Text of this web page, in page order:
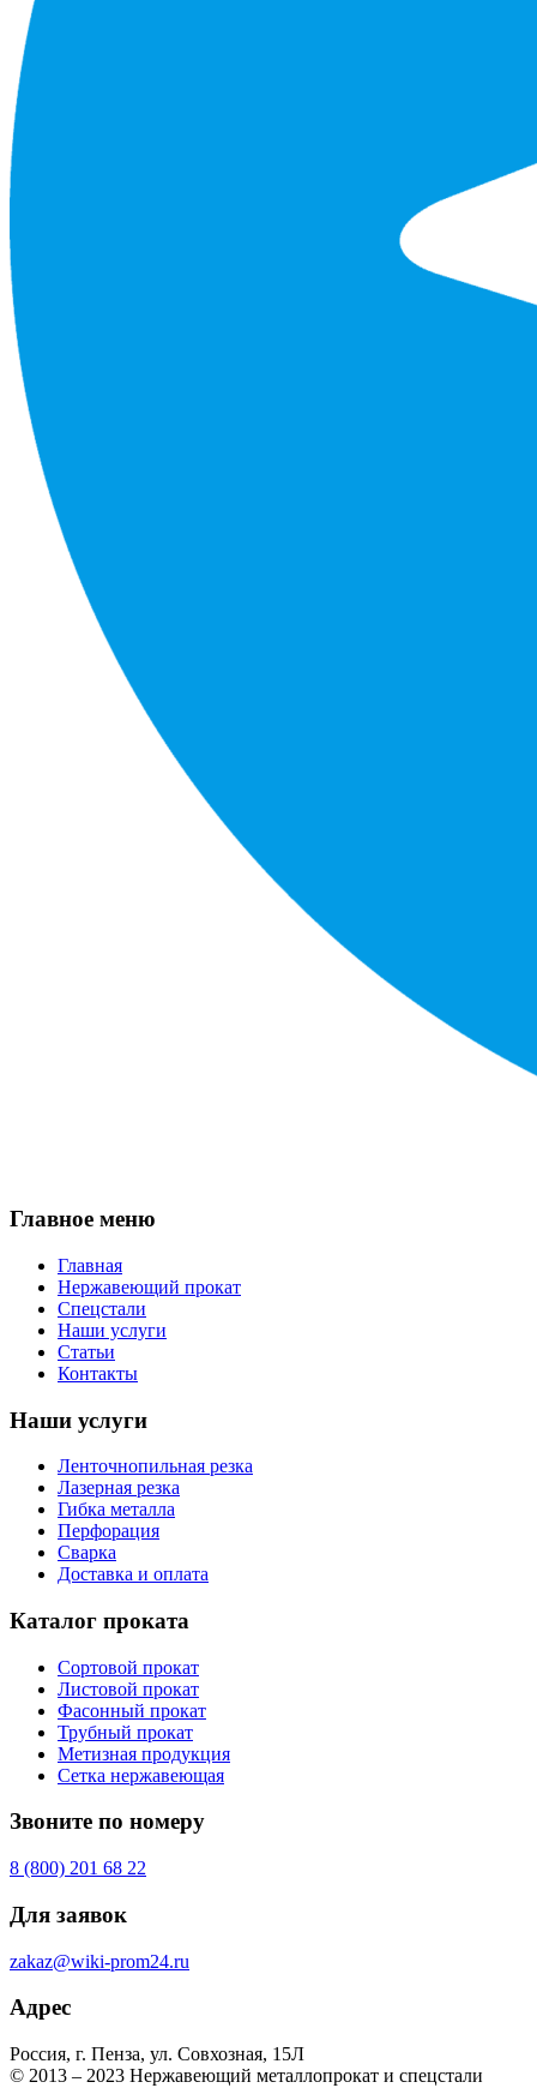
Главное меню
Главная
Нержавеющий прокат
Спецстали
Наши услуги
Статьи
Контакты
Наши услуги
Ленточнопильная резка
Лазерная резка
Гибка металла
Перфорация
Сварка
Доставка и оплата
Каталог проката
Сортовой прокат
Листовой прокат
Фасонный прокат
Трубный прокат
Метизная продукция
Сетка нержавеющая
Звоните по номеру
8 (800) 201 68 22
Для заявок
zakaz@wiki-prom24.ru
Адрес
Россия, г. Пенза, ул. Совхозная, 15Л
© 2013 – 2023 Нержавеющий металлопрокат и спецстали